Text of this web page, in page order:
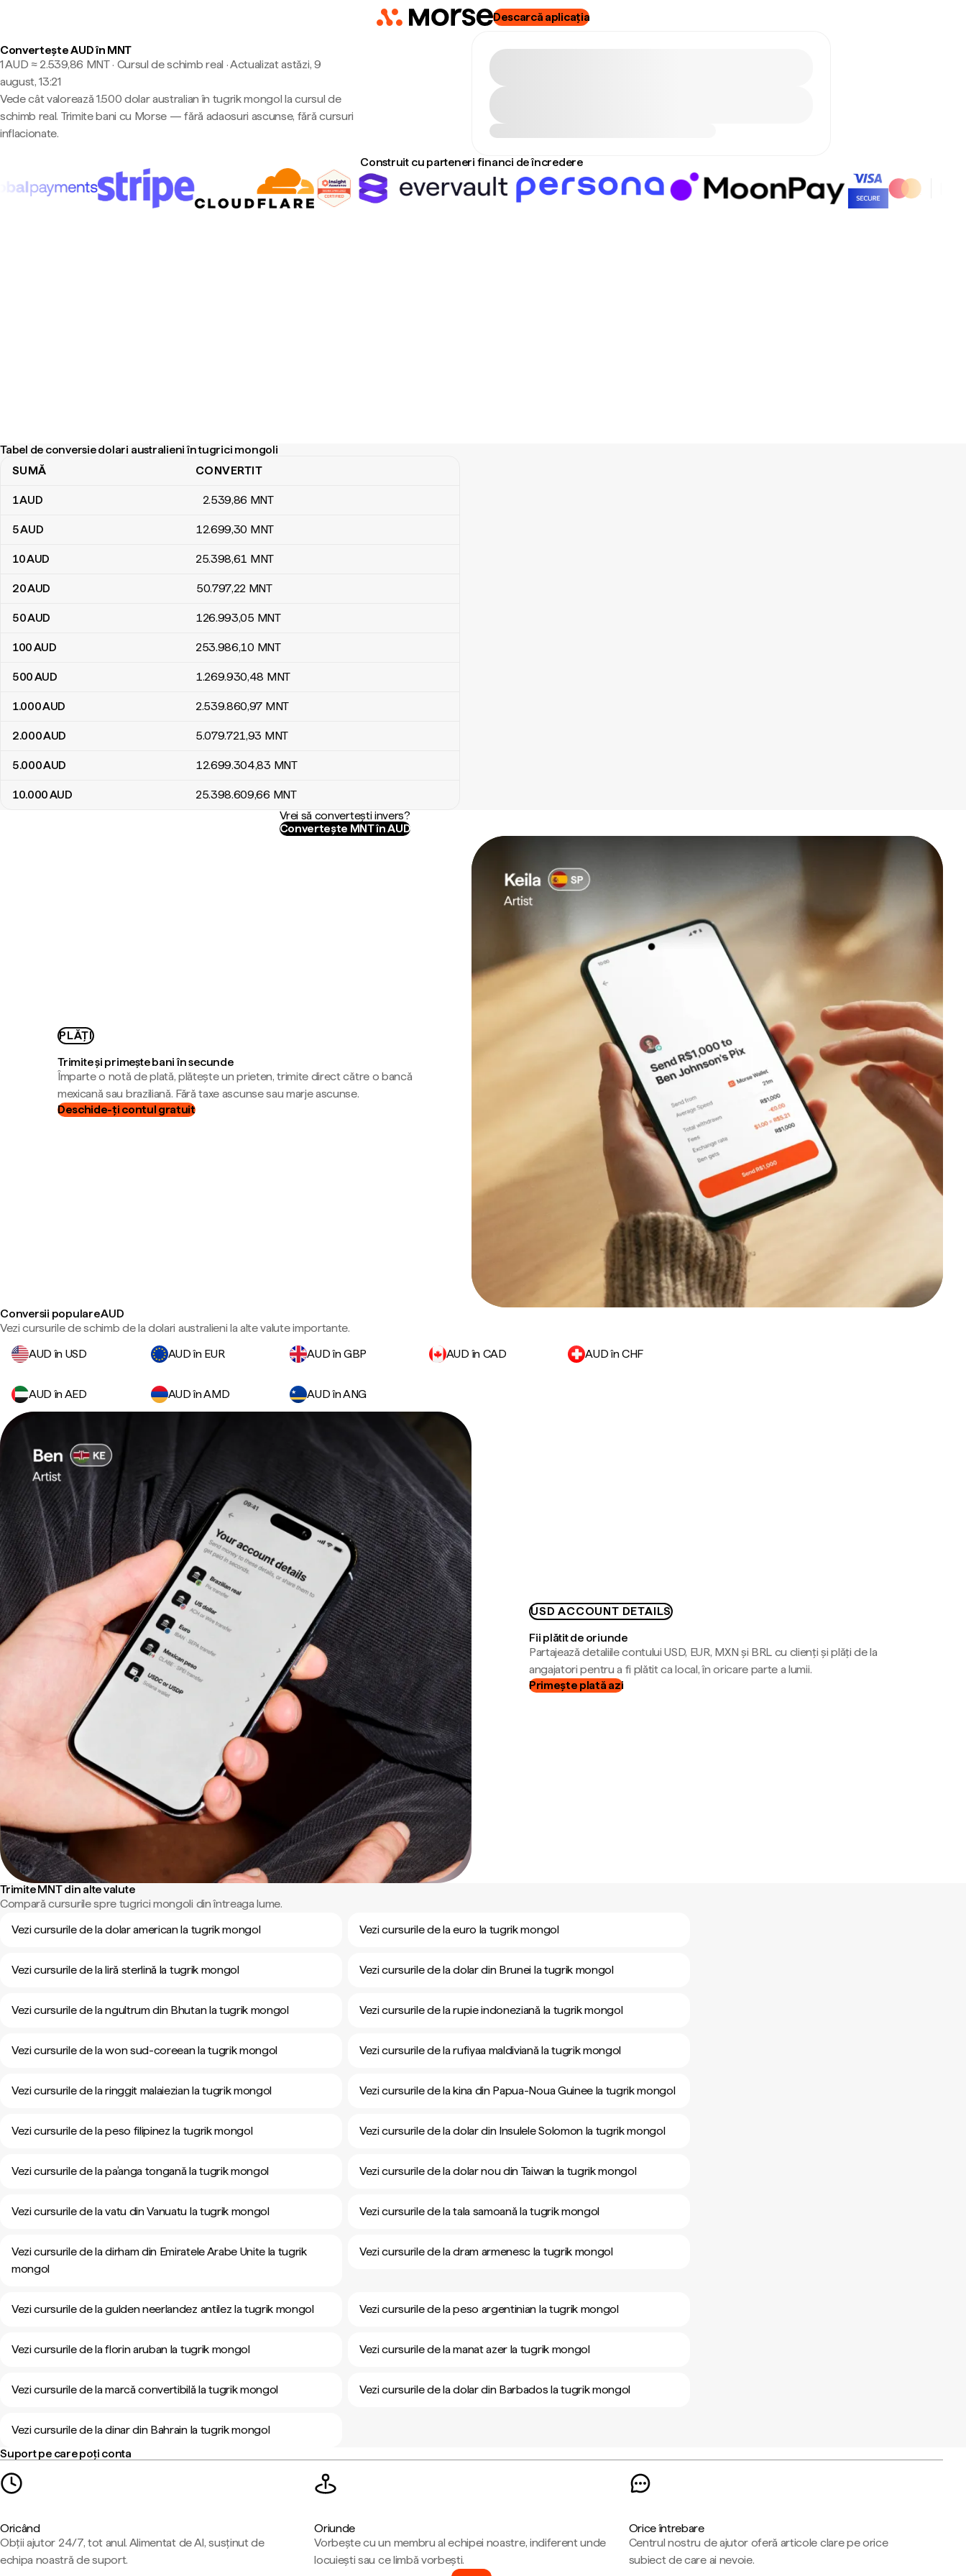
Descarcă aplicația
Convertește AUD în MNT
1 AUD ≈ 2.539,86 MNT · Cursul de schimb real ·Actualizat astăzi, 9
august, 13:21
Vede cât valorează 1.500 dolar australian în tugrik mongol la cursul de
schimb real. Trimite bani cu Morse — fără adaosuri ascunse, fără cursuri
inflacionate.
Construit cu parteneri financi de încredere
Tabel de conversie dolari australieni în tugrici mongoli
Tabel de conversie dolari australieni în tugrici mongoli
SUMĂ CONVERTIT
1AUD 2.539,86 MNT
5AUD 12.699,30 MNT
10AUD 25.398,61 MNT
20AUD 50.797,22 MNT
50AUD 126.993,05 MNT
100AUD 253.986,10 MNT
500AUD 1.269.930,48 MNT
1.000AUD 2.539.860,97 MNT
2.000AUD 5.079.721,93 MNT
5.000AUD 12.699.304,83 MNT
10.000AUD 25.398.609,66 MNT
Vrei să convertești invers?
Convertește MNT în AUD
PLĂȚI
Trimite și primește bani în secunde
Împarte o notă de plată, plătește un prieten, trimite direct către o bancă
mexicană sau braziliană. Fără taxe ascunse sau marje ascunse.
Deschide-ți contul gratuit
Conversii populare AUD
Vezi cursurile de schimb de la dolari australieni la alte valute importante.
AUD în USD
AUD în EUR AUD în GBP AUD în CAD AUD în CHF
AUD în AED AUD în AMD AUD în ANG
USD ACCOUNT DETAILS
Fii plătit de oriunde
Partajează detaliile contului USD, EUR, MXN și BRL cu clienți și plăți de la
angajatori pentru a fi plătit ca local, în oricare parte a lumii.
Primește plată azi
Trimite MNT din alte valute
Compară cursurile spre tugrici mongoli din întreaga lume.
Vezi cursurile de la dolar american la tugrik mongol
Vezi cursurile de la euro la tugrik mongol
Vezi cursurile de la liră sterlină la tugrik mongol Vezi cursurile de la dolar din Brunei la tugrik mongol
Vezi cursurile de la ngultrum din Bhutan la tugrik mongol Vezi cursurile de la rupie indoneziană la tugrik mongol
Vezi cursurile de la won sud-coreean la tugrik mongol Vezi cursurile de la rufiyaa maldiviană la tugrik mongol
Vezi cursurile de la ringgit malaiezian la tugrik mongol Vezi cursurile de la kina din Papua-Noua Guinee la tugrik mongol
Vezi cursurile de la peso filipinez la tugrik mongol Vezi cursurile de la dolar din Insulele Solomon la tugrik mongol
Vezi cursurile de la pa’anga tongană la tugrik mongol Vezi cursurile de la dolar nou din Taiwan la tugrik mongol
Vezi cursurile de la vatu din Vanuatu la tugrik mongol Vezi cursurile de la tala samoană la tugrik mongol
Vezi cursurile de la dirham din Emiratele Arabe Unite la tugrik
mongol
Vezi cursurile de la dram armenesc la tugrik mongol
Vezi cursurile de la gulden neerlandez antilez la tugrik mongol Vezi cursurile de la peso argentinian la tugrik mongol
Vezi cursurile de la florin aruban la tugrik mongol Vezi cursurile de la manat azer la tugrik mongol
Vezi cursurile de la marcă convertibilă la tugrik mongol Vezi cursurile de la dolar din Barbados la tugrik mongol
Vezi cursurile de la dinar din Bahrain la tugrik mongol
Suport pe care poți conta
Oricând
Obții ajutor 24/7, tot anul. Alimentat de AI, susținut de
echipa noastră de suport.
Oriunde
Vorbește cu un membru al echipei noastre, indiferent unde
locuiești sau ce limbă vorbești.
Orice întrebare
Centrul nostru de ajutor oferă articole clare pe orice
subiect de care ai nevoie.